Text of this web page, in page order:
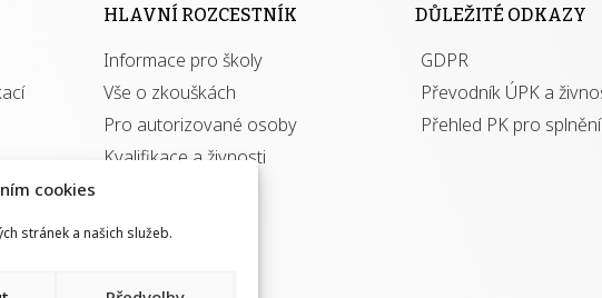
cookies
stránek a našich služeb.
kvalifikací jisté
získávání
autorizací?
HLAVNÍ ROZCESTNÍK
Informace pro školy
Vše o zkouškách
Pro autorizované osoby
Kvalifikace a živnosti
DŮLEŽITÉ ODKAZY
GDPR
Převodník ÚPK a
Přehled PK pro